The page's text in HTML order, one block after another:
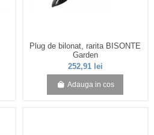
Plug de bilonat, rarita BISONTE
Garden
252,91 lei
Adauga in cos